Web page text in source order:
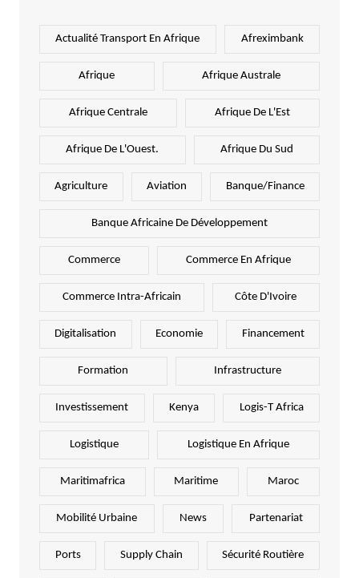
Actualité Transport En Afrique Afreximbank
Afrique Afrique Australe
Afrique Centrale Afrique De L'Est
Afrique De L'Ouest. Afrique Du Sud
Agriculture Aviation Banque/Finance
Banque Africaine De Développement
Commerce Commerce En Afrique
Commerce Intra-Africain Côte D'Ivoire
Digitalisation Economie Financement
Formation Infrastructure
Investissement Kenya Logis-T Africa
Logistique Logistique En Afrique
Maritimafrica Maritime Maroc
Mobilité Urbaine News Partenariat
Ports Supply Chain Sécurité Routière